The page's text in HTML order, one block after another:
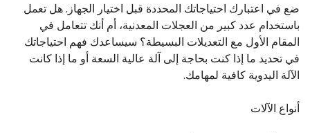
ضع في اعتبارك احتياجاتك المحددة قبل اختيار الجهاز. هل تعمل
باستخدام عدد كبير من العجلات المعدنية، أم أنك تتعامل في
المقام الأول مع التعديلات البسيطة؟ سيساعدك فهم احتياجاتك
في تحديد ما إذا كنت بحاجة إلى آلة عالية السعة أو ما إذا كانت
الآلة اليدوية كافية لمهامك.
أنواع الآلات